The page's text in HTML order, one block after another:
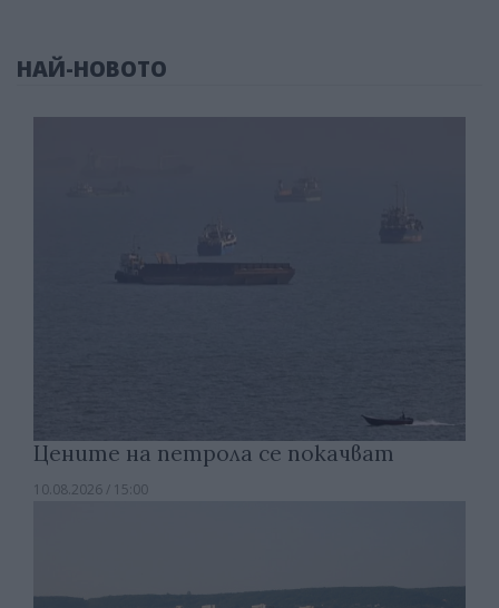
НАЙ-НОВОТО
Цените на петрола се покачват
10.08.2026 / 15:00